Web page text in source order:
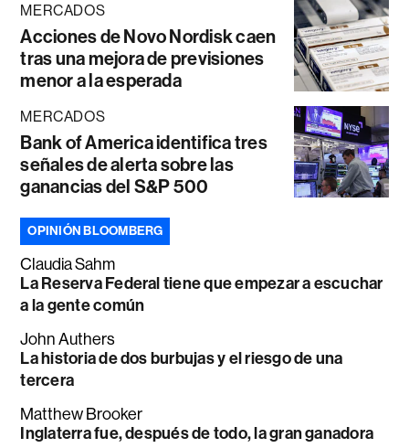
MERCADOS
Acciones de Novo Nordisk caen
tras una mejora de previsiones
menor a la esperada
MERCADOS
Bank of America identifica tres
señales de alerta sobre las
ganancias del S&P 500
OPINIÓN BLOOMBERG
Claudia Sahm
La Reserva Federal tiene que empezar a escuchar
a la gente común
John Authers
La historia de dos burbujas y el riesgo de una
tercera
Matthew Brooker
Inglaterra fue, después de todo, la gran ganadora